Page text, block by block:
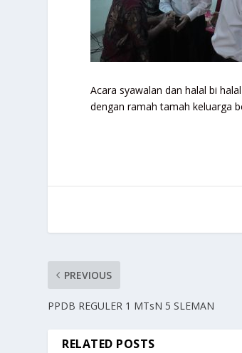
Acara syawalan dan halal bi
dengan ramah tamah keluarga
PREVIOUS
PPDB REGULER 1 MTsN 5 SLEMAN
RELATED POSTS